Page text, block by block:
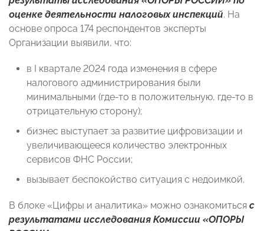
оценке деятельности налоговых инспекций. На
основе опроса 174 респондентов эксперты
Организации выявили, что:
в I квартале 2024 года изменения в сфере
налогового администрирования были
минимальными (где-то в положительную, где-то в
отрицательную сторону);
бизнес выступает за развитие цифровизации и
увеличивающееся количество электронных
сервисов ФНС России;
вызывает беспокойство ситуация с недоимкой.
В блоке «Цифры и аналитика» можно ознакомиться с
результатами исследования Комиссии «ОПОРЫ